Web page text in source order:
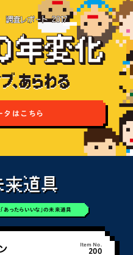
タはこちら
来道具
あったらいいな」の未来道具
Item No.
200